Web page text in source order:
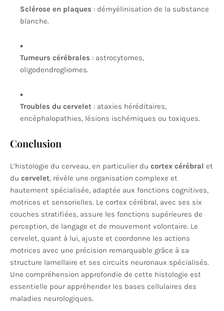
Sclérose en plaques : démyélinisation de la substance
blanche.
Tumeurs cérébrales : astrocytomes,
oligodendrogliomes.
Troubles du cervelet : ataxies héréditaires,
encéphalopathies, lésions ischémiques ou toxiques.
Conclusion
L’histologie du cerveau, en particulier du cortex cérébral et
du cervelet, révèle une organisation complexe et
hautement spécialisée, adaptée aux fonctions cognitives,
motrices et sensorielles. Le cortex cérébral, avec ses six
couches stratifiées, assure les fonctions supérieures de
perception, de langage et de mouvement volontaire. Le
cervelet, quant à lui, ajuste et coordonne les actions
motrices avec une précision remarquable grâce à sa
structure lamellaire et ses circuits neuronaux spécialisés.
Une compréhension approfondie de cette histologie est
essentielle pour appréhender les bases cellulaires des
maladies neurologiques.